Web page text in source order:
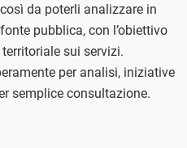
da poterli analizzare in
pubblica, con l’obiettivo
sui servizi.
per analisi, iniziative
semplice consultazione.